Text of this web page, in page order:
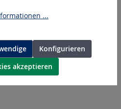
S-40
...
Konfigurieren
akzeptieren